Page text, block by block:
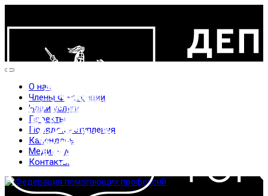
О нас
Члены Федерации
Наши услуги
Проекты
Порядок вступления
Календарь
Медиажурнал
Контакты